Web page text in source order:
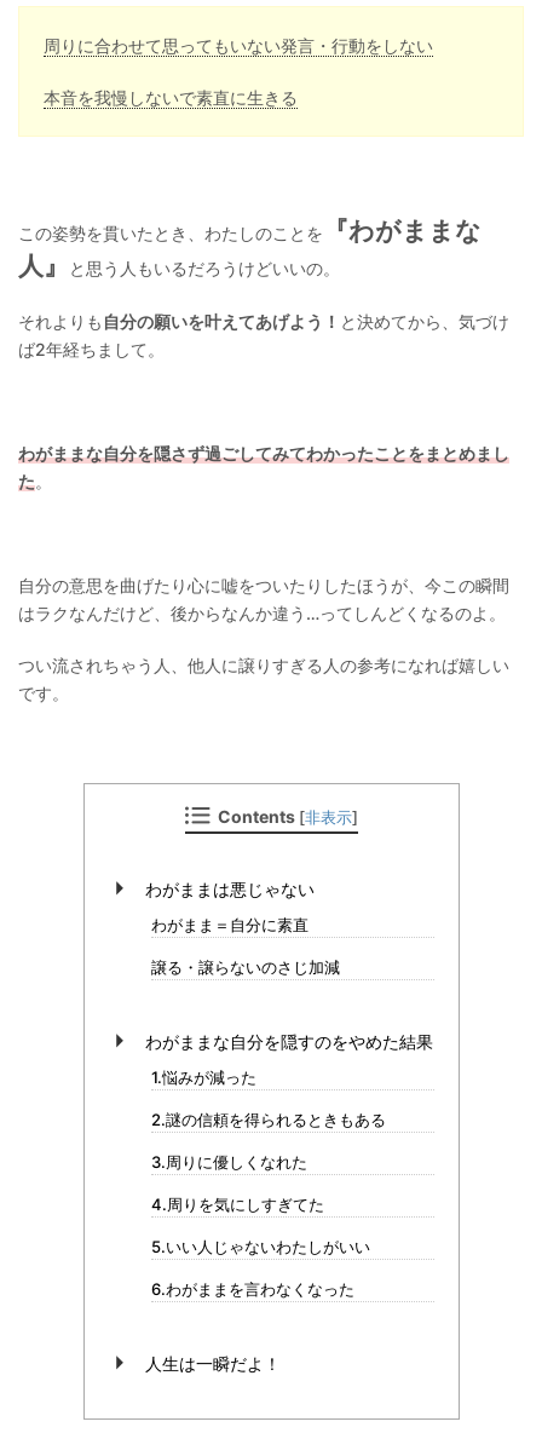
周りに合わせて思ってもいない発言・行動をしない
本音を我慢しないで素直に生きる
この姿勢を貫いたとき、わたしのことを
『わがままな
人』
と思う人もいるだろうけどいいの。
それよりも 自分の願いを叶えてあげよう！ と決めてから、気づけ
ば2年経ちまして。
わがままな自分を隠さず過ごしてみてわかったことをまとめまし
た。
自分の意思を曲げたり心に嘘をついたりしたほうが、今この瞬間
はラクなんだけど、後からなんか違う…ってしんどくなるのよ。
つい流されちゃう人、他人に譲りすぎる人の参考になれば嬉しい
です。
Contents [非表示]
わがままは悪じゃない
わがまま＝自分に素直
譲る・譲らないのさじ加減
わがままな自分を隠すのをやめた結果
1.悩みが減った
2.謎の信頼を得られるときもある
3.周りに優しくなれた
4.周りを気にしすぎてた
5.いい人じゃないわたしがいい
6.わがままを言わなくなった
人生は一瞬だよ！